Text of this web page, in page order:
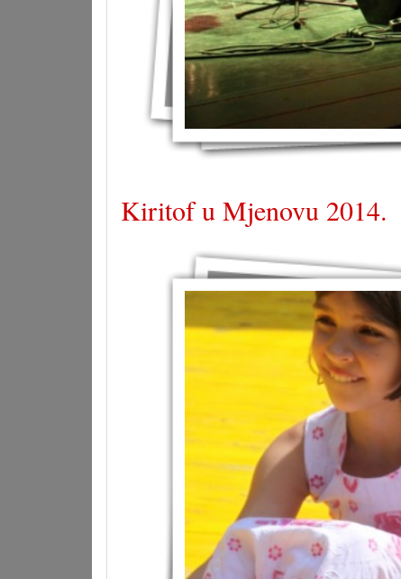
Kiritof u Mjenovu 2014.